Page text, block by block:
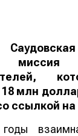
18 млн
ссылкой